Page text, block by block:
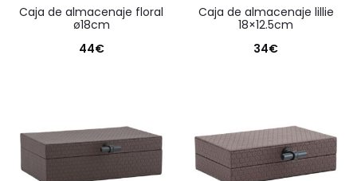
caja de almacenaje floral
ø18cm
44€
caja de almacenaje lillie
18×12.5cm
34€